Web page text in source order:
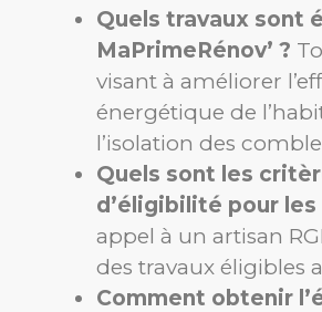
Quels travaux sont
MaPrimeRénov’ ?
visant à améliorer
énergétique de
l’isolation des
Quels sont les
d’éligibilité pour les
appel à un artisan
des travaux éligibles
Comment obtenir